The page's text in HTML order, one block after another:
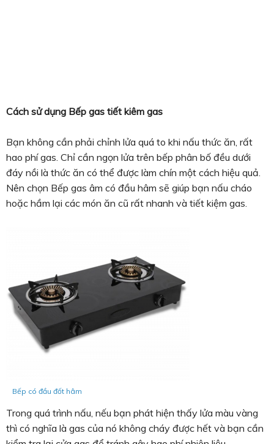
Cách sử dụng Bếp gas tiết kiêm gas
Bạn không cần phải chỉnh lửa quá to khi nấu thức ăn, rất
hao phí gas. Chỉ cần ngọn lửa trên bếp phân bố đều dưới
đáy nồi là thức ăn có thể được làm chín một cách hiệu quả.
Nên chọn Bếp gas âm có đầu hâm sẽ giúp bạn nấu cháo
hoặc hầm lại các món ăn cũ rất nhanh và tiết kiệm gas.
Bếp có đầu đốt hâm
Trong quá trình nấu, nếu bạn phát hiện thấy lửa màu vàng
thì có nghĩa là gas của nó không cháy được hết và bạn cần